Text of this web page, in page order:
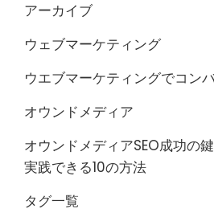
アーカイブ
ウェブマーケティング
ウエブマーケティングでコン
オウンドメディア
オウンドメディアSEO成功の
実践できる10の方法
タグ一覧